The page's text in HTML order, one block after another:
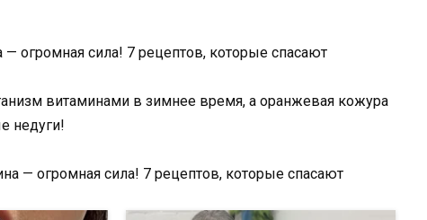
витаминами в зимнее время, а оранжевая кожура
недуги!